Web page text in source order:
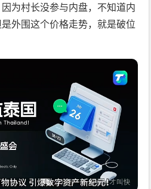
为村长没参与内盘，不知道内
外围这个价格走势，就是破位